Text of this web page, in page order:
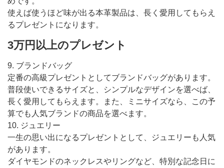
使えば使うほど味が出る本革製品は、長く愛用してもらえ
るプレゼントになります。
3万円以上のプレゼント
9. ブランドバッグ
定番の高級プレゼントとしてブランドバッグがあります。
普段使いできるサイズと、シンプルなデザインを選べば、
長く愛用してもらえます。また、ミニサイズなら、この予
算でも人気ブランドの商品を選べます。
10. ジュエリー
一生の思い出になるプレゼントとして、ジュエリーも人気
があります。
ダイヤモンドのネックレスやリングなど、特別な記念日に